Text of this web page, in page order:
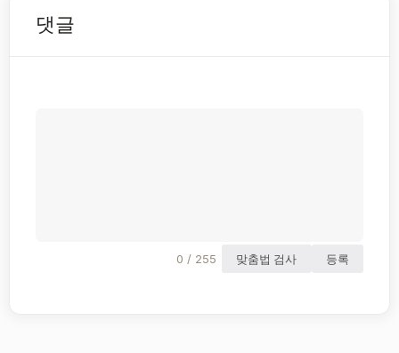
댓글
0 / 255 맞춤법 검사 등록